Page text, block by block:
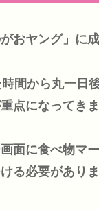
おヤング」に成
間から丸一日
点になってきま
面に食べ物マー
る必要がありま